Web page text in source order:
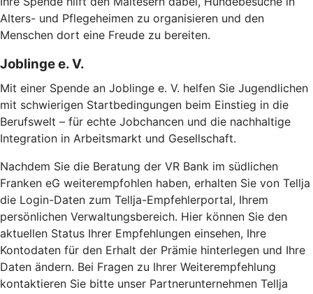
Alters- und Pflegeheimen zu organisieren und den
Menschen dort eine Freude zu bereiten.
Joblinge e. V.
Mit einer Spende an Joblinge e. V. helfen Sie Jugendlichen
mit schwierigen Startbedingungen beim Einstieg in die
Berufswelt – für echte Jobchancen und die nachhaltige
Integration in Arbeitsmarkt und Gesellschaft.
Nachdem Sie die Beratung der VR Bank im südlichen
Franken eG weiterempfohlen haben, erhalten Sie von Tellja
die Login-Daten zum Tellja-Empfehlerportal, Ihrem
persönlichen Verwaltungsbereich. Hier können Sie den
aktuellen Status Ihrer Empfehlungen einsehen, Ihre
Kontodaten für den Erhalt der Prämie hinterlegen und Ihre
Daten ändern. Bei Fragen zu Ihrer Weiterempfehlung
kontaktieren Sie bitte unser Partnerunternehmen Tellja